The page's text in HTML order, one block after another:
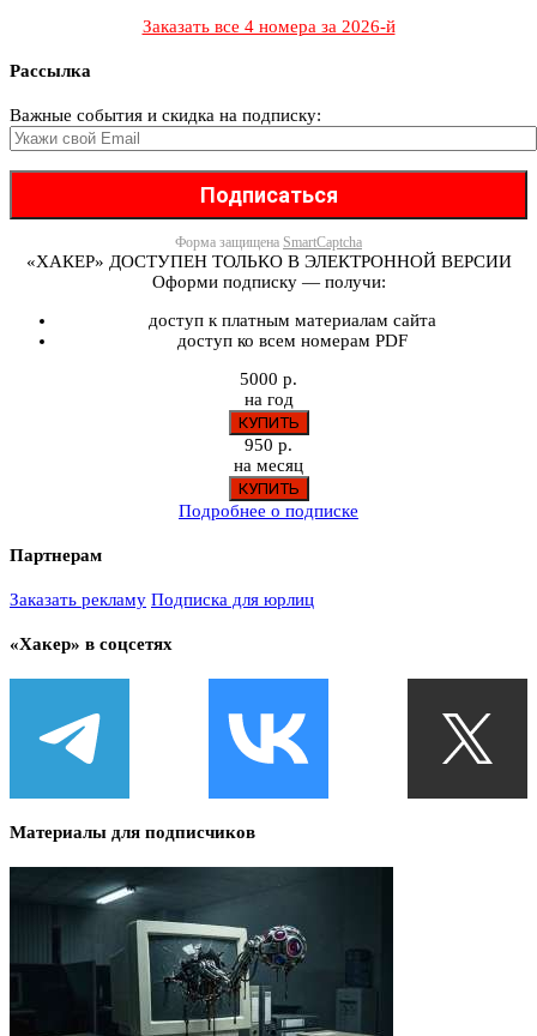
Заказать все 4 номера за 2026-й
Рассылка
Важные события и скидка на подписку:
Форма защищена SmartCaptcha
«ХАКЕР» ДОСТУПЕН ТОЛЬКО В ЭЛЕКТРОННОЙ ВЕРСИИ
Оформи подписку — получи:
доступ к платным материалам сайта
доступ ко всем номерам PDF
5000 р.
на год
950 р.
на месяц
Подробнее о подписке
Партнерам
Заказать рекламу Подписка для юрлиц
«Хакер» в соцсетях
Материалы для подписчиков